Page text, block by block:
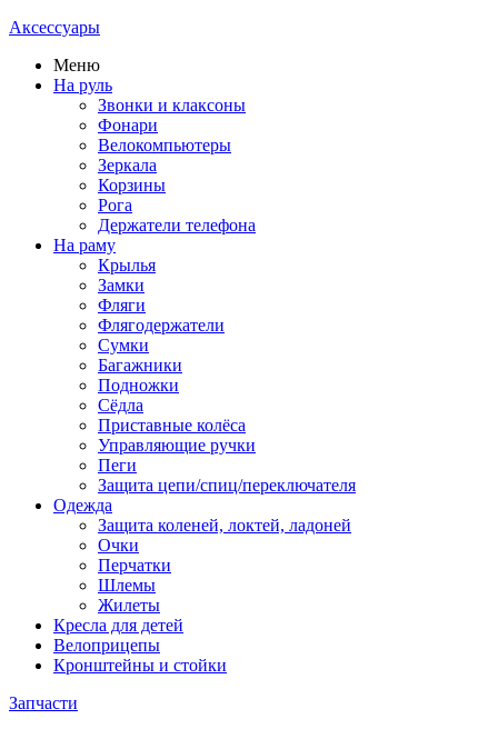
Аксессуары
Меню
На руль
Звонки и клаксоны
Фонари
Велокомпьютеры
Зеркала
Корзины
Рога
Держатели телефона
На раму
Крылья
Замки
Фляги
Флягодержатели
Сумки
Багажники
Подножки
Сёдла
Приставные колёса
Управляющие ручки
Пеги
Защита цепи/спиц/переключателя
Одежда
Защита коленей, локтей, ладоней
Очки
Перчатки
Шлемы
Жилеты
Кресла для детей
Велоприцепы
Кронштейны и стойки
Запчасти